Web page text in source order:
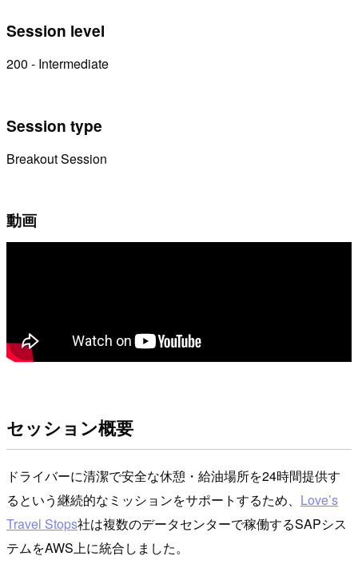
Session level
200 - Intermediate
Session type
Breakout Session
動画
セッション概要
ドライバーに清潔で安全な休憩・給油場所を24時間提供す
るという継続的なミッションをサポートするため、 Love’s
Travel Stops社は複数のデータセンターで稼働するSAPシス
テムをAWS上に統合しました。